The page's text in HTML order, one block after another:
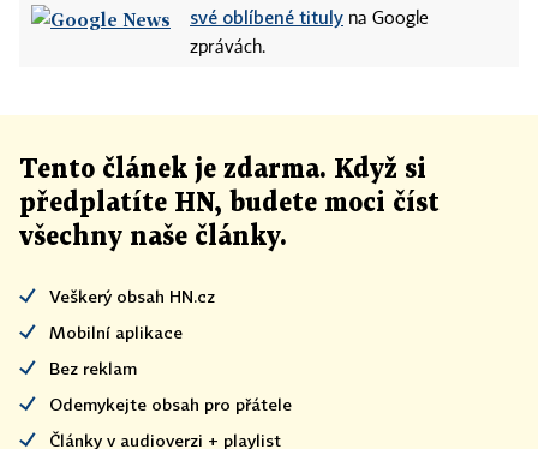
své oblíbené tituly na Google
zprávách.
Tento článek je zdarma. Když si
předplatíte HN, budete moci číst
všechny naše články.
Veškerý obsah HN.cz
Mobilní aplikace
Bez reklam
Odemykejte obsah pro přátele
Články v audioverzi + playlist